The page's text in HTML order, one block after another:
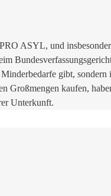
ASYL, und
gibt,
kaufen,
Unterkunft.